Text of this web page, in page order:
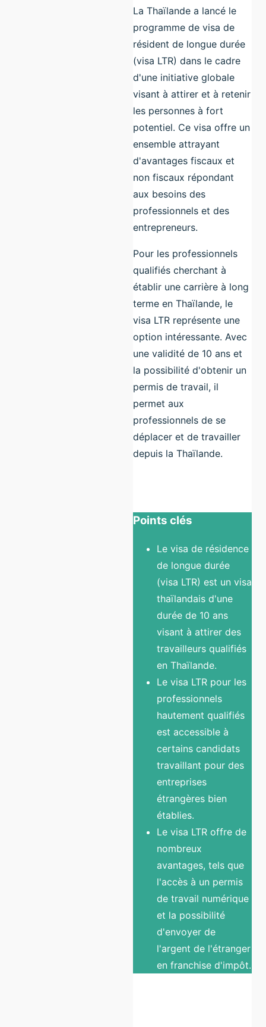
La Thaïlande a lancé le
programme de visa de
résident de longue durée
(visa LTR) dans le cadre
d'une initiative globale
visant à attirer et à retenir
les personnes à fort
potentiel. Ce visa offre un
ensemble attrayant
d'avantages fiscaux et
non fiscaux répondant
aux besoins des
professionnels et des
entrepreneurs.
Pour les professionnels
qualifiés cherchant à
établir une carrière à long
terme en Thaïlande, le
visa LTR représente une
option intéressante. Avec
une validité de 10 ans et
la possibilité d'obtenir un
permis de travail, il
permet aux
professionnels de se
déplacer et de travailler
depuis la Thaïlande.
Points clés
Le visa de résidence
de longue durée
(visa LTR) est un visa
thaïlandais d'une
durée de 10 ans
visant à attirer des
travailleurs qualifiés
en Thaïlande.
Le visa LTR pour les
professionnels
hautement qualifiés
est accessible à
certains candidats
travaillant pour des
entreprises
étrangères bien
établies.
Le visa LTR offre de
nombreux
avantages, tels que
l'accès à un permis
de travail numérique
et la possibilité
d'envoyer de
l'argent de l'étranger
en franchise d'impôt.